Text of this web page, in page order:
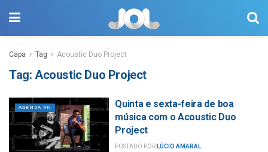
Capa Tag Acoustic Duo Project
Tag: Acoustic Duo Project
AGENDA RN
Quinta e sexta-feira de boa
música com o Acoustic Duo
Project
POSTADO POR LÚCIO AMARAL